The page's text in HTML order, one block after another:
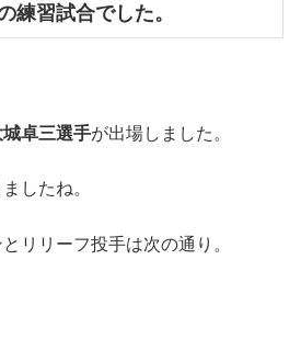
練習試合でした。
卓三選手が出場しました。
したね。
リリーフ投手は次の通り。